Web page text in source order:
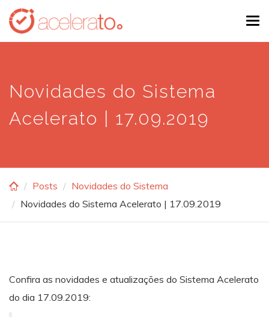
Skip
main
Novidades do Sistema
Acelerato | 17.09.2019
Posts
Novidades do Sistema
Novidades do Sistema Acelerato | 17.09.2019
Confira as novidades e atualizações do Sistema Acelerato
do dia 17.09.2019: